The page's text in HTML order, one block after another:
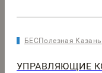
БЕСПолезная Казань
УПРАВЛЯЮЩИЕ